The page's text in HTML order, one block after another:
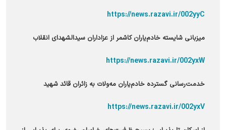
https://news.razavi.ir/002yyC
میزبانی شایسته خادم‌یاران کاشمر از عزاداران سیدالشهدای انقلاب
https://news.razavi.ir/002yxW
خدمت‌رسانی گسترده خادم‌یاران مه‌ولات به زائران قائد شهید
https://news.razavi.ir/002yxV